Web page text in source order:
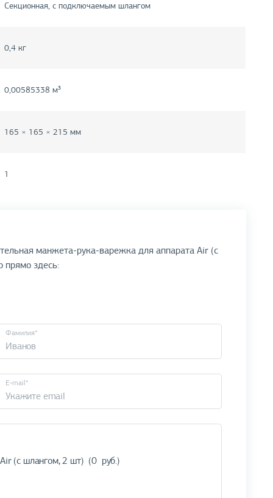
Секционная, с подключаемым шлангом
0,4 кг
0,00585338 м³
165 × 165 × 215 мм
1
манжета-рука-варежка для аппарата Air (с
прямо здесь:
Фамилия*
E-mail*